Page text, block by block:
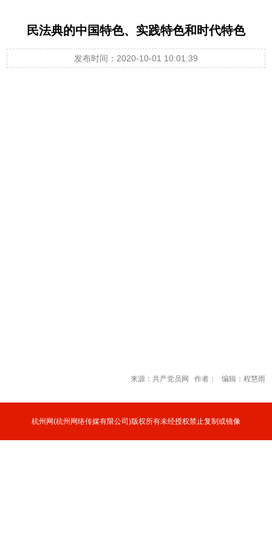
民法典的中国特色、实践特色和时代特色
发布时间：2020-10-01 10:01:39
来源：共产党员网 作者： 编辑：程慧雨
杭州网(杭州网络传媒有限公司)版权所有未经授权禁止复制或镜像